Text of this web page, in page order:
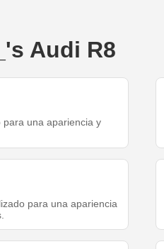
Audi R8
para una apariencia y
para una apariencia